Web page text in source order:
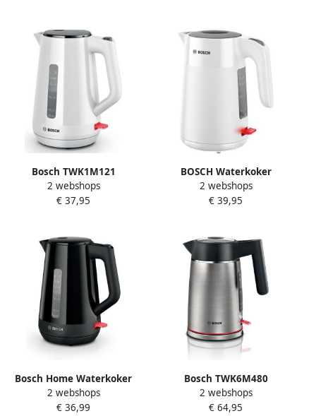
Bosch TWK1M121
MyMoment Waterkoker Wit
2 webshops
€ 37,95
BOSCH Waterkoker
MyMoment TWK2M161
automatische uitschakeling
2 webshops
€ 39,95
Bosch Home Waterkoker
TWK1M123 bl Waterkoker
2 webshops
€ 36,99
Bosch TWK6M480
waterkoker 1 7 l 2400 W
Zwart Roestvrijstaal
2 webshops
€ 64,95